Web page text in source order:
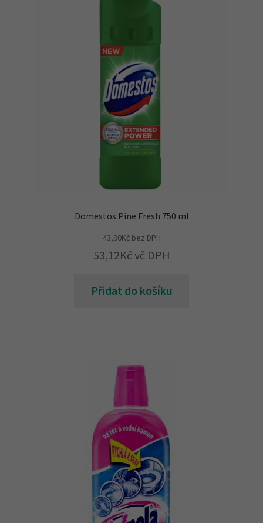
Domestos Pine Fresh 750 ml
43,90Kčbez DPH
53,12Kč vč DPH
Přidat do košíku